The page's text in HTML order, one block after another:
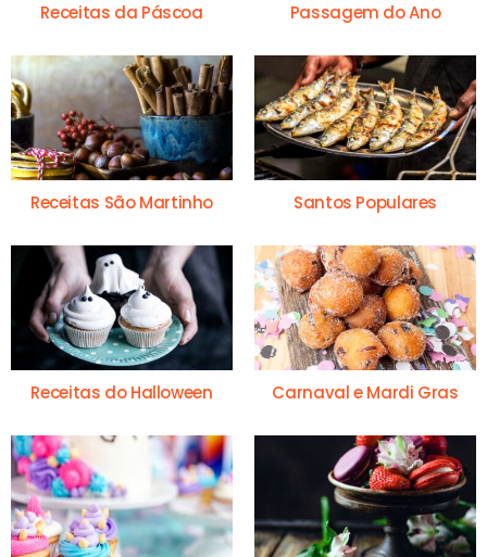
Receitas da Páscoa Passagem do Ano
Receitas São Martinho Santos Populares
Receitas do Halloween Carnaval e Mardi Gras